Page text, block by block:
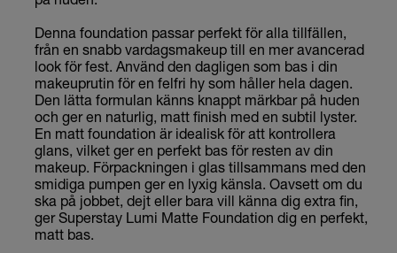
Denna foundation passar perfekt för alla tillfällen,
från en snabb vardagsmakeup till en mer avancerad
look för fest. Använd den dagligen som bas i din
makeuprutin för en felfri hy som håller hela dagen.
Den lätta formulan känns knappt märkbar på huden
och ger en naturlig, matt finish med en subtil lyster.
En matt foundation är idealisk för att kontrollera
glans, vilket ger en perfekt bas för resten av din
makeup. Förpackningen i glas tillsammans med den
smidiga pumpen ger en lyxig känsla. Oavsett om du
ska på jobbet, dejt eller bara vill känna dig extra fin,
ger Superstay Lumi Matte Foundation dig en perfekt,
matt bas.